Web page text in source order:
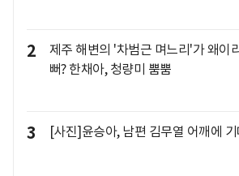
2
제주 해변의 '차범근 며느리'가 왜이
뻐? 한채아, 청량미 뿜뿜
3 [사진]윤승아, 남편 김무열 어깨에 기